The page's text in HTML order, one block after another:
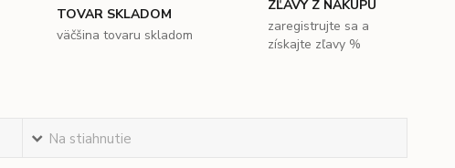
TOVAR SKLADOM
väčšina tovaru skladom
ZĽAVY Z NÁKUPU
zaregistrujte sa a
získajte zľavy %
Na stiahnutie